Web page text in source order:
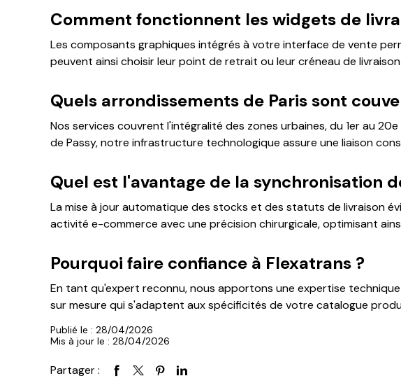
Comment fonctionnent les widgets de
Les composants graphiques intégrés à votre interface de vente
peuvent ainsi choisir leur point de retrait ou leur créneau de
Quels arrondissements de Paris sont
Nos services couvrent l'intégralité des zones urbaines, du 1er au
de Passy, notre infrastructure technologique assure une liaison
Quel est l'avantage de la synchronisation
La mise à jour automatique des stocks et des statuts de livraison
activité e-commerce avec une précision chirurgicale, optimisant
Pourquoi faire confiance à Flexatrans ?
En tant qu'expert reconnu, nous apportons une expertise
sur mesure qui s'adaptent aux spécificités de votre catalogue
Publié le : 28/04/2026
Mis à jour le : 28/04/2026
Partager :